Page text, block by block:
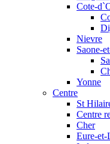
Cote-
Nievre
Saone-
Yonne
Centre
St
Centre
Cher
Eure-